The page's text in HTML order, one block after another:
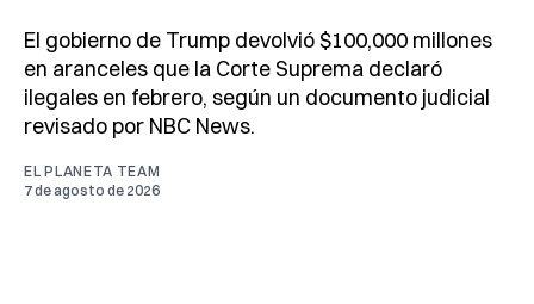
El gobierno de Trump devolvió $100,000 millones
en aranceles que la Corte Suprema declaró
ilegales en febrero, según un documento judicial
revisado por NBC News.
EL PLANETA TEAM
7 de agosto de 2026